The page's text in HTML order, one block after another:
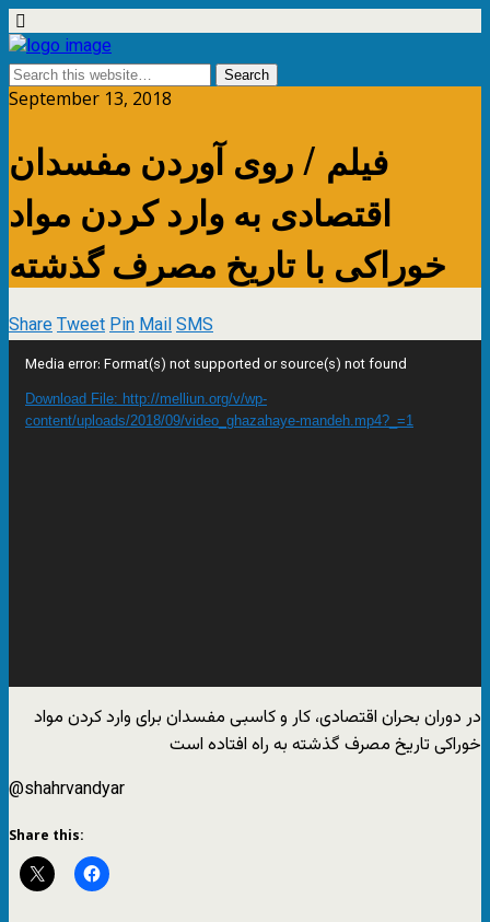
September 13, 2018
فیلم / روی آوردن مفسدان
اقتصادی به وارد کردن مواد
خوراکی با تاریخ مصرف گذشته
ShareTweetPinMailSMS
Player
Media error: Format(s) not supported or source(s) not found
Download File: http://melliun.org/v/wp-
content/uploads/2018/09/video_ghazahaye-mandeh.mp4?_=1
‏در دوران بحران ‎اقتصادی، کار و کاسبی مفسدان برای وارد کردن مواد
خوراکی تاریخ مصرف گذشته به راه افتاده است
@shahrvandyar
Share this: